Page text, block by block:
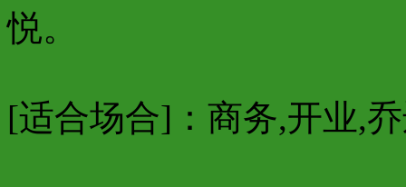
悦。
[适合场合]：商务,开业,